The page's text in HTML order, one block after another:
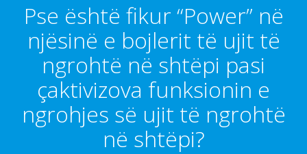
Pse është fikur “Power” në
njësinë e bojlerit të ujit të
ngrohtë në shtëpi pasi
çaktivizova funksionin e
ngrohjes së ujit të ngrohtë
në shtëpi?